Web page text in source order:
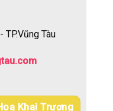
Tàu
Khai Trương